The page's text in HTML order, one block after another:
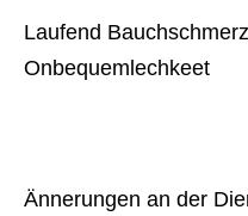
Laufend
Onbequemlechkeet
Ännerungen an der